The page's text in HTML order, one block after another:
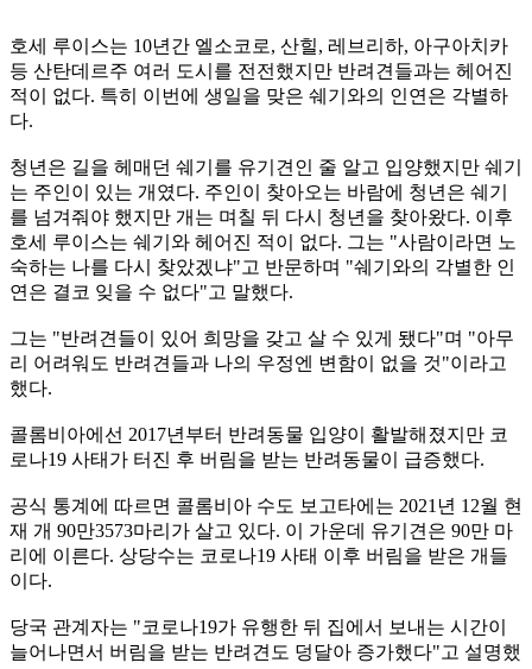
호세 루이스는 10년간 엘소코로, 산힐, 레브리하, 아구아치카
등 산탄데르주 여러 도시를 전전했지만 반려견들과는 헤어진
적이 없다. 특히 이번에 생일을 맞은 쉐기와의 인연은 각별하
다.
청년은 길을 헤매던 쉐기를 유기견인 줄 알고 입양했지만 쉐기
는 주인이 있는 개였다. 주인이 찾아오는 바람에 청년은 쉐기
를 넘겨줘야 했지만 개는 며칠 뒤 다시 청년을 찾아왔다. 이후
호세 루이스는 쉐기와 헤어진 적이 없다. 그는 "사람이라면 노
숙하는 나를 다시 찾았겠냐"고 반문하며 "쉐기와의 각별한 인
연은 결코 잊을 수 없다"고 말했다.
그는 "반려견들이 있어 희망을 갖고 살 수 있게 됐다"며 "아무
리 어려워도 반려견들과 나의 우정엔 변함이 없을 것"이라고
했다.
콜롬비아에선 2017년부터 반려동물 입양이 활발해졌지만 코
로나19 사태가 터진 후 버림을 받는 반려동물이 급증했다.
공식 통계에 따르면 콜롬비아 수도 보고타에는 2021년 12월 현
재 개 90만3573마리가 살고 있다. 이 가운데 유기견은 90만 마
리에 이른다. 상당수는 코로나19 사태 이후 버림을 받은 개들
이다.
당국 관계자는 "코로나19가 유행한 뒤 집에서 보내는 시간이
늘어나면서 버림을 받는 반려견도 덩달아 증가했다"고 설명했